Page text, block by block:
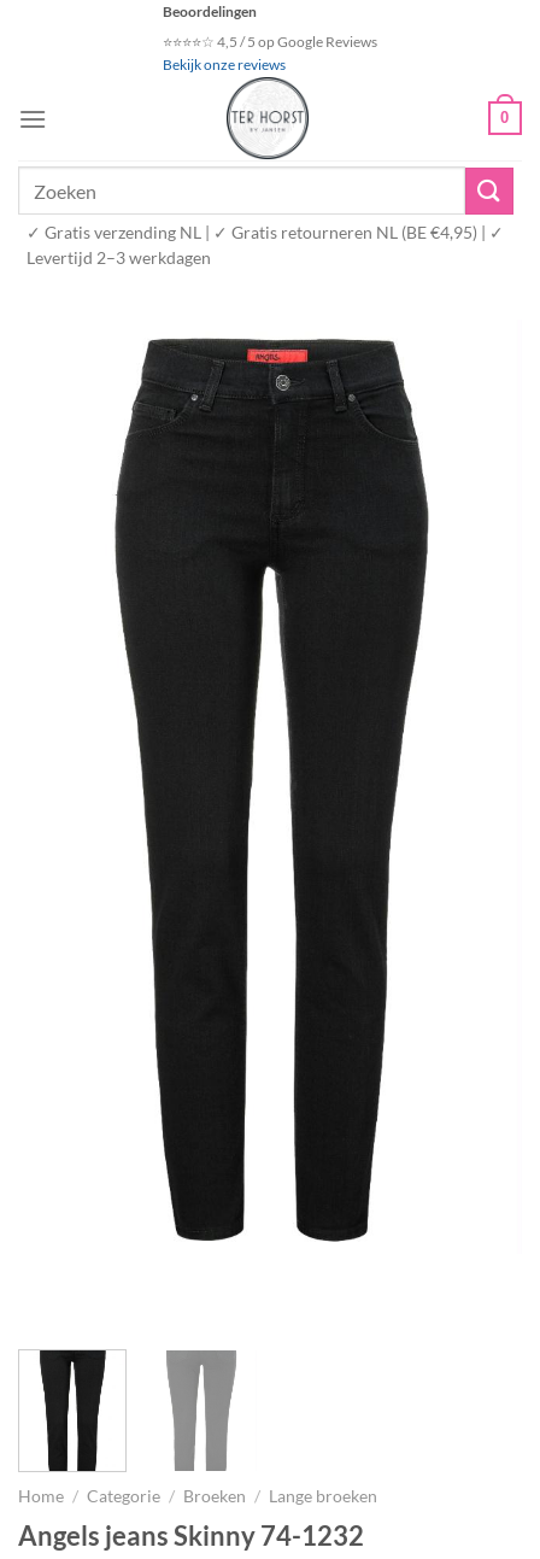
Beoordelingen
⭐⭐⭐⭐☆ 4,5 / 5 op Google Reviews
Bekijk onze reviews
0
✓ Gratis verzending NL | ✓ Gratis retourneren NL (BE €4,95) | ✓
Levertijd 2–3 werkdagen
Home / Categorie / Broeken / Lange broeken
Angels jeans Skinny 74-1232